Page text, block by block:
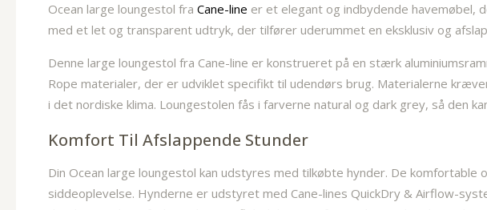
Ocean large loungestol fra Cane-line er et elegant og indbydende havemøbel,
med et let og transparent udtryk, der tilfører uderummet en eksklusiv og
Denne large loungestol fra Cane-line er konstrueret på en stærk
Rope materialer, der er udviklet specifikt til udendørs brug. Materialerne
i det nordiske klima. Loungestolen fås i farverne natural og dark grey, så den
Komfort Til Afslappende Stunder
Din Ocean large loungestol kan udstyres med tilkøbte hynder. De
siddeoplevelse. Hynderne er udstyret med Cane-lines QuickDry & Airflow-